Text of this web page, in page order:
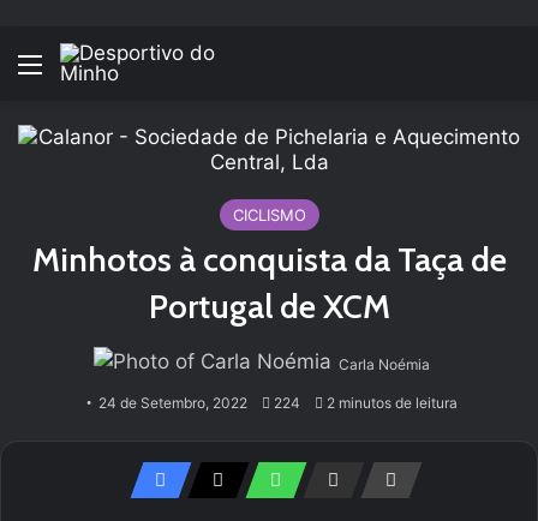
Menu
CICLISMO
Minhotos à conquista da Taça de
Portugal de XCM
Carla Noémia
24 de Setembro, 2022 224 2 minutos de leitura